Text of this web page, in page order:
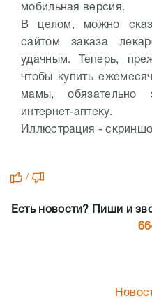
мобильная версия.
В целом, можно
сайтом заказа
удачным. Теперь,
чтобы купить
мамы, обязательно
интернет-аптеку.
Иллюстрация -
/
Есть новости? Пиши и